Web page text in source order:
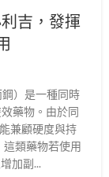
吉，發揮
）是一種同時
藥物。由於同
兼顧硬度與持
類藥物若使用
加副...